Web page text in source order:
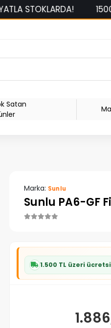
1500 TL ÜZERİ
Satan
Marka: Sunlu
Sunlu PA6-GF
1.500 TL üzeri